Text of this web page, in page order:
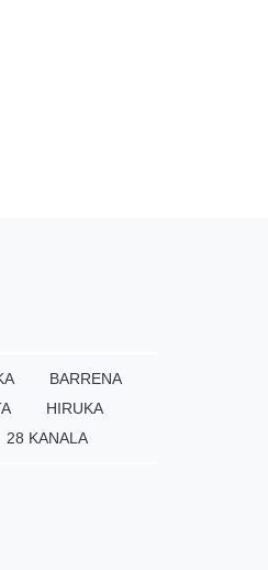
BARRENA
HIRUKA
28 KANALA